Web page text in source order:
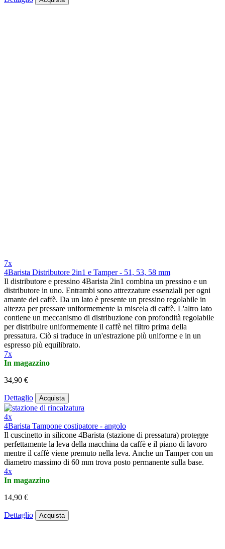
7x
4Barista Distributore 2in1 e Tamper - 51, 53, 58 mm
Il distributore e pressino 4Barista 2in1 combina un pressino e un
distributore in uno. Entrambi sono attrezzature essenziali per ogni
amante del caffè. Da un lato è presente un pressino regolabile in
altezza per pressare uniformemente la miscela di caffè. L'altro lato
contiene un meccanismo di distribuzione con profondità regolabile
per distribuire uniformemente il caffè nel filtro prima della
pressatura. Ciò si traduce in un'estrazione più uniforme e in un
espresso più equilibrato.
7x
In magazzino
34,90 €
Dettaglio Acquista
4x
4Barista Tampone costipatore - angolo
Il cuscinetto in silicone 4Barista (stazione di pressatura) protegge
perfettamente la leva della macchina da caffè e il piano di lavoro
mentre il caffè viene premuto nella leva. Anche un Tamper con un
diametro massimo di 60 mm trova posto permanente sulla base.
4x
In magazzino
14,90 €
Dettaglio Acquista